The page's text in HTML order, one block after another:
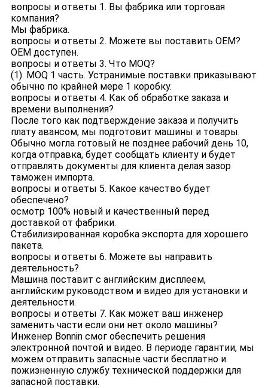
вопросы и ответы 1. Вы фабрика или торговая
компания?
Мы фабрика.
вопросы и ответы 2. Можете вы поставить OEM?
OEM доступен.
вопросы и ответы 3. Что MOQ?
(1). MOQ 1 часть. Устранимые поставки приказывают
обычно по крайней мере 1 коробку.
вопросы и ответы 4. Как об обработке заказа и
времени выполнения?
После того как подтверждение заказа и получить
плату авансом, мы подготовит машины и товары.
Обычно могла готовый не позднее рабочий день 10,
когда отправка, будет сообщать клиенту и будет
отправлять документы для клиента делая зазор
таможен импорта.
вопросы и ответы 5. Какое качество будет
обеспечено?
осмотр 100% новый и качественный перед
доставкой от фабрики.
Стабилизированная коробка экспорта для хорошего
пакета.
вопросы и ответы 6. Можете вы направить
деятельность?
Машина поставит с английским дисплеем,
английским руководством и видео для установки и
деятельности.
вопросы и ответы 7. Как может ваш инженер
заменить части если они нет около машины?
Инженер Bonnin смог обеспечить решения
электронной почтой и видео. В периоде гарантии, мы
можем отправить запасные части бесплатно и
пожизненную службу технической поддержки для
запасной поставки.